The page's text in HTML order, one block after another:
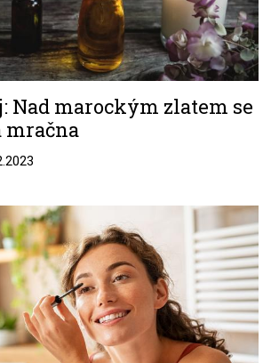
Nad marockým zlatem se
mračna